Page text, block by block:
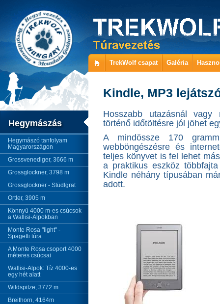
TrekWolf csapat Galéria
Hegymászás
Hegymászó tanfolyam
Magyarországon
Grossvenediger, 3666 m
Grossglockner, 3798 m
Grossglockner - Stüdlgrat
Ortler, 3905 m
Könnyű 4000 m-es csúcsok
a Wallisi-Alpokban
Monte Rosa "light" -
Spagetti túra
A Monte Rosa csoport 4000
méteres csúcsai
Wallisi-Alpok: Tíz 4000-es
egy hét alatt
Wildspitze, 3772 m
Breithorn, 4164m
Kindle, MP3
Hosszabb utazásnál vagy
történő időtöltésre jól jöhet
A mindössze 170
webböngészésre és
teljes könyvet is fel lehet
a praktikus eszköz
Kindle néhány típusában
adott.